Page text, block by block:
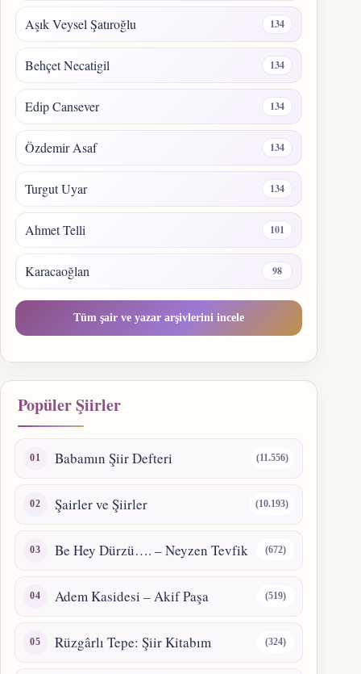
Aşık Veysel Şatıroğlu 134
Behçet Necatigil 134
Edip Cansever 134
Özdemir Asaf 134
Turgut Uyar 134
Ahmet Telli 101
Karacaoğlan 98
Tüm şair ve yazar arşivlerini incele
Popüler Şiirler
Babamın Şiir Defteri (11.556)
Şairler ve Şiirler (10.193)
Be Hey Dürzü…. – Neyzen Tevfik (672)
Adem Kasidesi – Akif Paşa (519)
Rüzgârlı Tepe: Şiir Kitabım (324)